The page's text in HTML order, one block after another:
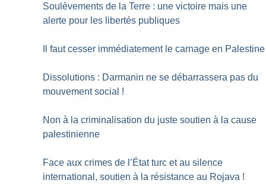
Soulèvements de la Terre : une victoire mais une
alerte pour les libertés publiques
Il faut cesser immédiatement le carnage en Palestine
Dissolutions : Darmanin ne se débarrassera pas du
mouvement social !
Non à la criminalisation du juste soutien à la cause
palestinienne
Face aux crimes de l’État turc et au silence
international, soutien à la résistance au Rojava !